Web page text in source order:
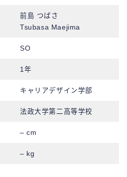
前島 つばさ
Tsubasa Maejima
SO
1年
キャリアデザイン学部
法政大学第二高等学校
– cm
– kg